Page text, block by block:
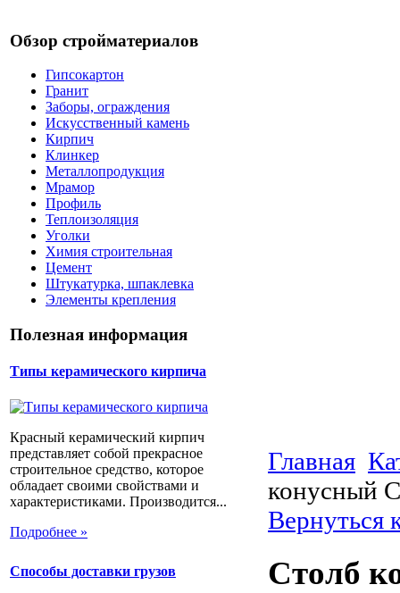
Обзор стройматериалов
Гипсокартон
Гранит
Заборы, ограждения
Искусственный камень
Кирпич
Клинкер
Металлопродукция
Мрамор
Профиль
Теплоизоляция
Уголки
Химия строительная
Цемент
Штукатурка, шпаклевка
Элементы крепления
Полезная информация
Типы керамического кирпича
Красный керамический кирпич
представляет собой прекрасное
строительное средство, которое
обладает своими свойствами и
характеристиками. Производится...
Подробнее »
Способы доставки грузов
Главная
конусный
Вернуться
Столб